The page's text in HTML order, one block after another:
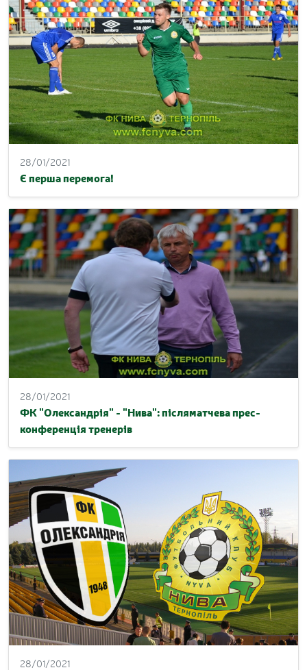
28/01/2021
Є перша перемога!
28/01/2021
ФК "Олександрія" - "Нива": післяматчева прес-
конференція тренерів
28/01/2021